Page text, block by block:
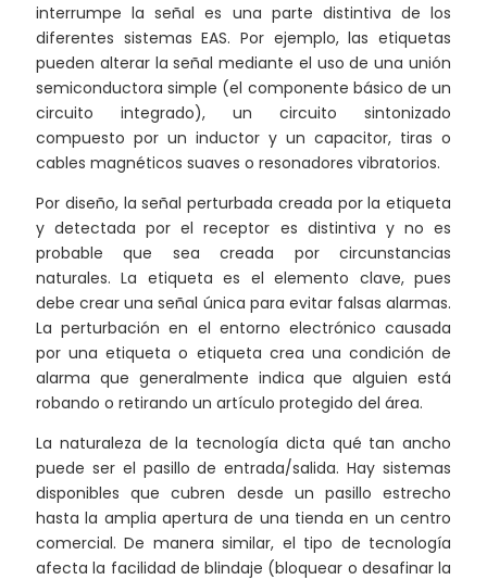
interrumpe la señal es una parte distintiva de los
diferentes sistemas EAS. Por ejemplo, las etiquetas
pueden alterar la señal mediante el uso de una unión
semiconductora simple (el componente básico de un
circuito integrado), un circuito sintonizado
compuesto por un inductor y un capacitor, tiras o
cables magnéticos suaves o resonadores vibratorios.
Por diseño, la señal perturbada creada por la etiqueta
y detectada por el receptor es distintiva y no es
probable que sea creada por circunstancias
naturales. La etiqueta es el elemento clave, pues
debe crear una señal única para evitar falsas alarmas.
La perturbación en el entorno electrónico causada
por una etiqueta o etiqueta crea una condición de
alarma que generalmente indica que alguien está
robando o retirando un artículo protegido del área.
La naturaleza de la tecnología dicta qué tan ancho
puede ser el pasillo de entrada/salida. Hay sistemas
disponibles que cubren desde un pasillo estrecho
hasta la amplia apertura de una tienda en un centro
comercial. De manera similar, el tipo de tecnología
afecta la facilidad de blindaje (bloquear o desafinar la